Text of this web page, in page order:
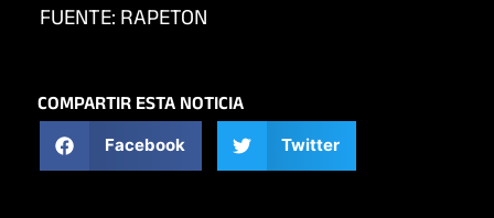
FUENTE: RAPETON
COMPARTIR ESTA NOTICIA
Facebook Twitter